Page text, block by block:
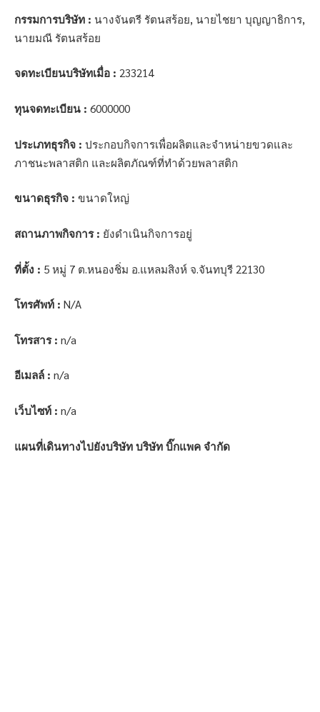
กรรมการบริษัท : นางจันตรี รัตนสร้อย, นายไชยา บุญญาธิการ,
นายมณี รัตนสร้อย
จดทะเบียนบริษัทเมื่อ : 233214
ทุนจดทะเบียน : 6000000
ประเภทธุรกิจ : ประกอบกิจการเพื่อผลิตและจำหน่ายขวดและ
ภาชนะพลาสติก และผลิตภัณฑ์ที่ทำด้วยพลาสติก
ขนาดธุรกิจ : ขนาดใหญ่
สถานภาพกิจการ : ยังดำเนินกิจการอยู่
ที่ตั้ง : 5 หมู่ 7 ต.หนองชิ่ม อ.แหลมสิงห์ จ.จันทบุรี 22130
โทรศัพท์ : N/A
โทรสาร : n/a
อีเมลล์ : n/a
เว็บไซท์ : n/a
แผนที่เดินทางไปยังบริษัท บริษัท บิ๊กแพค จำกัด